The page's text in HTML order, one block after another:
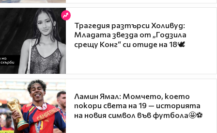
Трагедия разтърси Холивуд:
Младата звезда от „Годзила
срещу Конг“ си отиде на 18🕊️
Ламин Ямал: Момчето, което
покори света на 19 — историята
на новия символ във футбола🤩⚽